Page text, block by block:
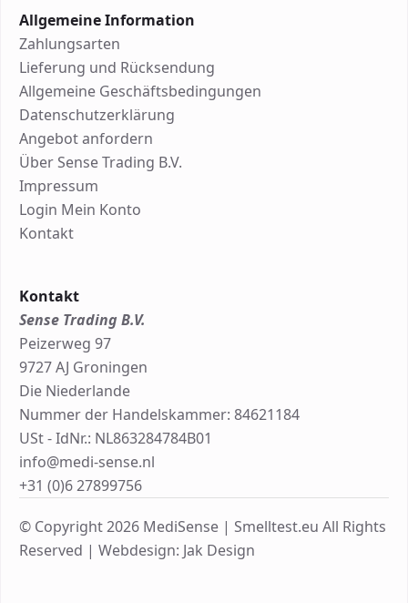
Allgemeine Information
Zahlungsarten
Lieferung und Rücksendung
Allgemeine Geschäftsbedingungen
Datenschutzerklärung
Angebot anfordern
Über Sense Trading B.V.
Impressum
Login Mein Konto
Kontakt
Kontakt
Sense Trading B.V.
Peizerweg 97
9727 AJ Groningen
Die Niederlande
Nummer der Handelskammer: 84621184
USt - IdNr.: NL863284784B01
info@medi-sense.nl
+31 (0)6 27899756
© Copyright 2026 MediSense | Smelltest.eu All Rights
Reserved | Webdesign: Jak Design